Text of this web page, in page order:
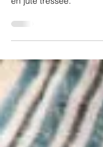
TAPIS EN JUTE
en jute tressée.